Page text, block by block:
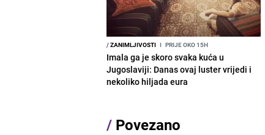
/ZANIMLJIVOSTI I PRIJE OKO 15H
Imala ga je skoro svaka kuća u
Jugoslaviji: Danas ovaj luster vrijedi i
nekoliko hiljada eura
/ Povezano